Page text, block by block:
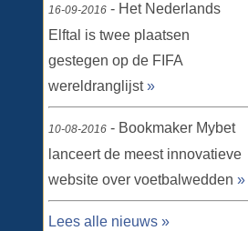
16-09-2016 - Het Nederlands
Elftal is twee plaatsen
gestegen op de FIFA
wereldranglijst»
10-08-2016 - Bookmaker Mybet
lanceert de meest innovatieve
website over voetbalwedden »
Lees alle nieuws »